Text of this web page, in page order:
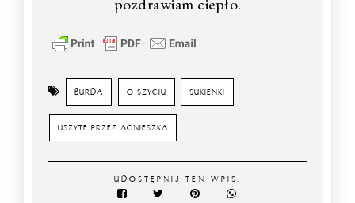
BURDA O SZYCIU SUKIENKI
USZYTE PRZEZ AGNIESZKA
UDOSTĘPNIJ TEN WPIS: